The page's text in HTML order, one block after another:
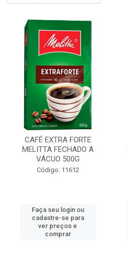
CAFÉ EXTRA FORTE
MELITTA FECHADO A
VÁCUO 500G
Código: 11612
Faça seu login ou
cadastre-se para
ver preços e
comprar